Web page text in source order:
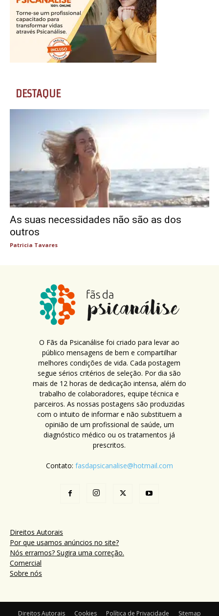
DESTAQUE
As suas necessidades não são as dos
outros
Patricia Tavares
O Fãs da Psicanálise foi criado para levar ao
público mensagens de bem e compartilhar
melhores condições de vida. Cada postagem
segue sérios critérios de seleção. Por dia são
mais de 12 horas de dedicação intensa, além do
trabalho de colaboradores, equipe técnica e
parceiros. As nossas postagens são produzidas
com o intuito de informar e não substituem a
opinião de um profissional de saúde, um
diagnóstico médico ou os tratamentos já
prescritos.
Contato: fasdapsicanalise@hotmail.com
Direitos Autorais
Por que usamos anúncios no site?
Nós erramos? Sugira uma correção.
Comercial
Sobre nós
Direitos Autorais Cookies Política de Privacidade Sitemap